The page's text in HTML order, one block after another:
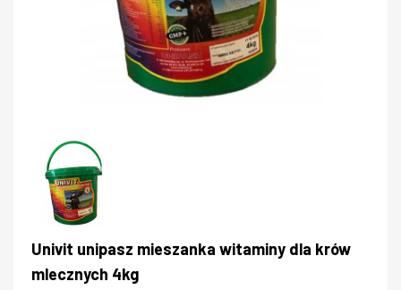
Univit unipasz mieszanka witaminy dla krów
mlecznych 4kg